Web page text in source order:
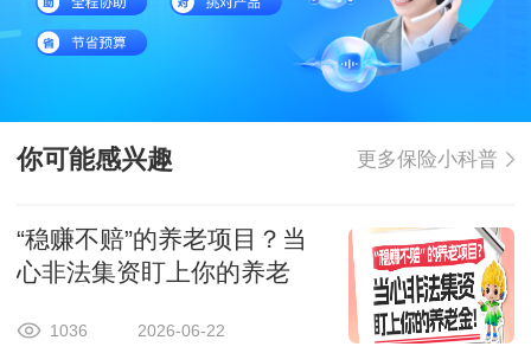
你可能感兴趣 更多保险小科普
“稳赚不赔”的养老项目？当
心非法集资盯上你的养老
1036 2026-06-22